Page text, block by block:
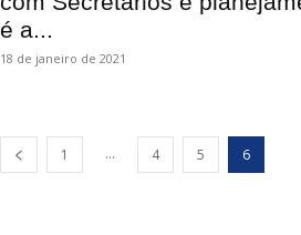
é a...
18 de janeiro de 2021
1 ... 4 5 6